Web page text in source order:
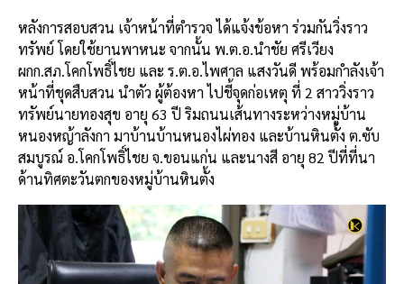
หลังการสอบสวน เจ้าหน้าที่ตำรวจ ได้แจ้งข้อหา ร่วมกันวิ่งราว
ทรัพย์ โดยใช้ยานพาหนะ จากนั้น พ.ต.อ.นำชัย ศรีเวียง
ผกก.สภ.โคกโพธิ์ไชย และ ร.ต.อ.ไพศาล แสงวันดี พร้อมกำลังเจ้า
หน้าที่ชุดสืบสวน นำตัว ผู้ต้องหา ไปชี้จุดก่อเหตุ ที่ 2 สาววิ่งราว
ทรัพย์นายทองสุข อายุ 63 ปี ริมถนนเส้นทางระหว่างหมู่บ้าน
หนองหญ้าลังกา มาบ้านบ้านหนองไผ่ทอง และบ้านหินตั้ง ต.ซับ
สมบูรณ์ อ.โคกโพธิ์ไชย จ.ขอนแก่น และนางสี อายุ 82 ปีที่ที่นา
ด้านทิศตะวันตกของหมู่บ้านหินตั้ง